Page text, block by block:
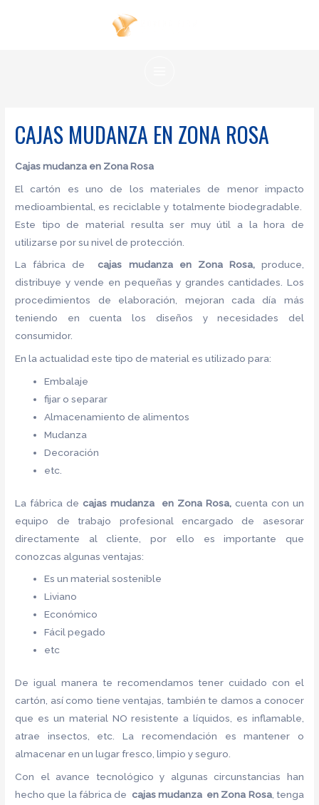
CAJAS MUDANZA EN ZONA ROSA
Cajas mudanza en Zona Rosa
El cartón es uno de los materiales de menor impacto
medioambiental, es reciclable y totalmente biodegradable.
Este tipo de material resulta ser muy útil a la hora de
utilizarse por su nivel de protección.
La fábrica decajas mudanza en Zona Rosa,produce,
distribuye y vende en pequeñas y grandes cantidades. Los
procedimientos de elaboración, mejoran cada día más
teniendo en cuenta los diseños y necesidades del
consumidor.
En la actualidad este tipo de material es utilizado para:
Embalaje
fijar o separar
Almacenamiento de alimentos
Mudanza
Decoración
etc.
La fábrica decajas mudanza en Zona Rosa, cuenta con un
equipo de trabajo profesional encargado de asesorar
directamente al cliente, por ello es importante que
conozcas algunas ventajas:
Es un material sostenible
Liviano
Económico
Fácil pegado
etc
De igual manera te recomendamos tener cuidado con el
cartón, así como tiene ventajas, también te damos a conocer
que es un material NO resistente a líquidos, es inflamable,
atrae insectos, etc. La recomendación es mantener o
almacenar en un lugar fresco, limpio y seguro.
Con el avance tecnológico y algunas circunstancias han
hecho que la fábrica de cajas mudanza en Zona Rosa, tenga